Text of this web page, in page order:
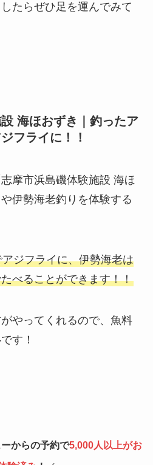
たらぜひ足を運んでみて
海ほおずき｜釣ったア
フライに！！
摩市浜島磯体験施設 海ほ
伊勢海老釣りを体験する
ジフライに、伊勢海老は
べることができます！！
やってくれるので、魚料
す！
からの予約で5,000人以上がお